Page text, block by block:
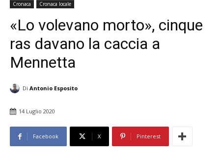
Cronaca Cronaca locale
«Lo volevano morto», cinque
ras davano la caccia a
Mennetta
Di Antonio Esposito
14 Luglio 2020
Facebook X Pinterest